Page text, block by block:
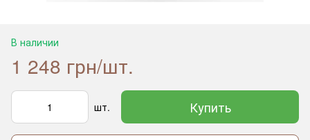
В наличии
1 248 грн/шт.
шт. Купить